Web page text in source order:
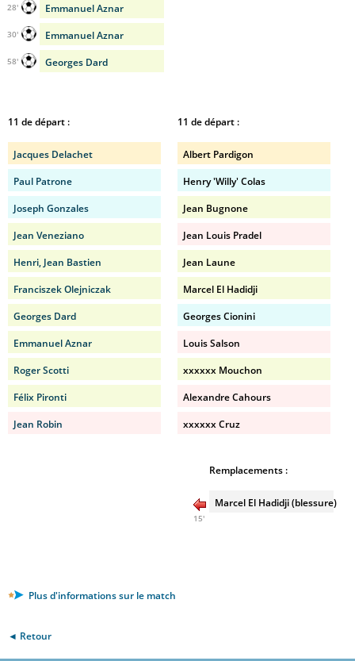
Emmanuel Aznar
28'
Emmanuel Aznar
30'
Georges Dard
58'
11 de départ :
Jacques Delachet
Paul Patrone
Joseph Gonzales
Jean Veneziano
Henri, Jean Bastien
Franciszek Olejniczak
Georges Dard
Emmanuel Aznar
Roger Scotti
Félix Pironti
Jean Robin
11 de départ :
Albert Pardigon
Henry 'Willy' Colas
Jean Bugnone
Jean Louis Pradel
Jean Laune
Marcel El Hadidji
Georges Cionini
Louis Salson
xxxxxx Mouchon
Alexandre Cahours
xxxxxx Cruz
Remplacements :
Marcel El Hadidji (blessure)
15'
Plus d'informations sur le match
◄ Retour